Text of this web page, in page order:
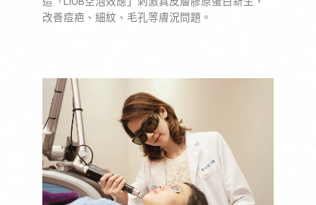
改善痘疤、細紋、毛孔等膚況問題。